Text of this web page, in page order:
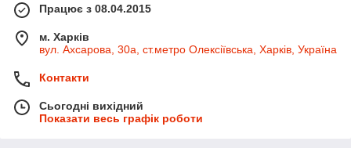
Працює з 08.04.2015
м. Харків
вул. Ахсарова, 30а, ст.метро Олексіївська, Харків, Україна
Контакти
Сьогодні вихідний
Показати весь графік роботи